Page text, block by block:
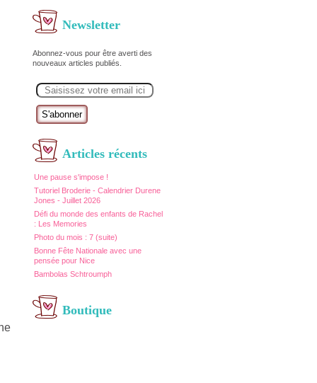
Newsletter
Abonnez-vous pour être averti des
nouveaux articles publiés.
m
Articles récents
Une pause s'impose !
Tutoriel Broderie - Calendrier Durene
Jones - Juillet 2026
Défi du monde des enfants de Rachel
: Les Memories
Photo du mois : 7 (suite)
Bonne Fête Nationale avec une
pensée pour Nice
Bambolas Schtroumph
Boutique